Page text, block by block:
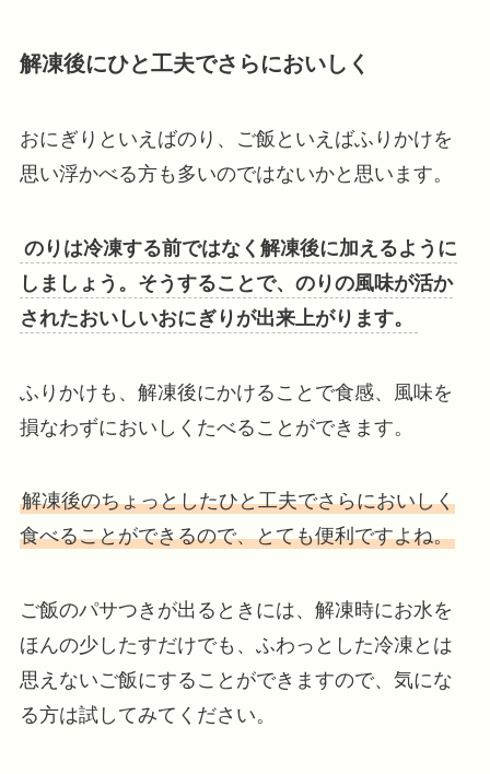
解凍後にひと工夫でさらにおいしく
おにぎりといえばのり、ご飯といえばふりかけを
思い浮かべる方も多いのではないかと思います。
のりは冷凍する前ではなく解凍後に加えるように
しましょう。そうすることで、のりの風味が活か
されたおいしいおにぎりが出来上がります。
ふりかけも、解凍後にかけることで食感、風味を
損なわずにおいしくたべることができます。
解凍後のちょっとしたひと工夫でさらにおいしく
食べることができるので、とても便利ですよね。
ご飯のパサつきが出るときには、解凍時にお水を
ほんの少したすだけでも、ふわっとした冷凍とは
思えないご飯にすることができますので、気にな
る方は試してみてください。